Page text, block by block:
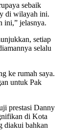
sebaik
di wilayah ini.
ini,” jelasnya.
setiap
selalu
ke rumah saya.
untuk Pak
prestasi Danny
di Kota
diakui bahkan